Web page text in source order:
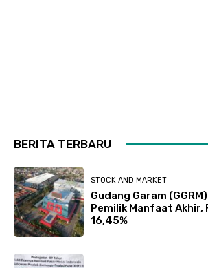
BERITA TERBARU
STOCK AND MARKET
Gudang Garam
Pemilik Manfaat Akhir,
16,45%